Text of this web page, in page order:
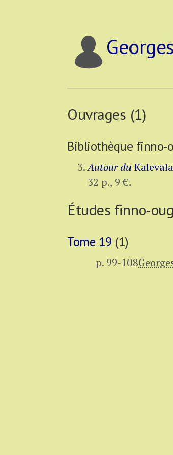
Ouvrages (1)
Bibliothèque finno-
Autour du Kalevala
32 p., 9 €.
Études finno-
Tome 19 (1)
p. 99-108